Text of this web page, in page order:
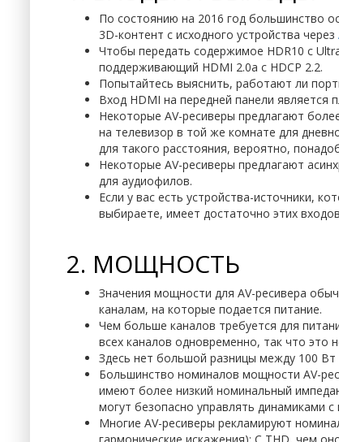
По состоянию на 2016 год большинство
3D-контент с исходного устройства через
Чтобы передать содержимое HDR10 с
поддерживающий HDMI 2.0a с HDCP 2.2.
Попытайтесь выяснить, работают ли
Вход HDMI на передней панели является
Некоторые AV-ресиверы предлагают
на телевизор в той же комнате для
для такого расстояния, вероятно,
Некоторые AV-ресиверы предлагают
для аудиофилов.
Если у вас есть устройства-источники,
выбираете, имеет достаточно этих
2. МОЩНОСТЬ
Значения мощности для AV-ресивера
каналам, на которые подается питание.
Чем больше каналов требуется для
всех каналов одновременно, так что это
Здесь нет большой разницы между 100
Большинство номиналов мощности AV-
имеют более низкий номинальный
могут безопасно управлять динамиками
Многие AV-ресиверы рекламируют